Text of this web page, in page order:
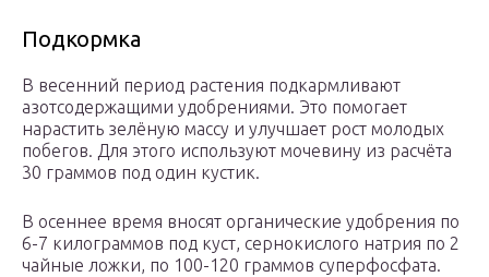
Подкормка
В весенний период растения подкармливают
азотсодержащими удобрениями. Это помогает
нарастить зелёную массу и улучшает рост молодых
побегов. Для этого используют мочевину из расчёта
30 граммов под один кустик.
В осеннее время вносят органические удобрения по
6-7 килограммов под куст, сернокислого натрия по 2
чайные ложки, по 100-120 граммов суперфосфата.